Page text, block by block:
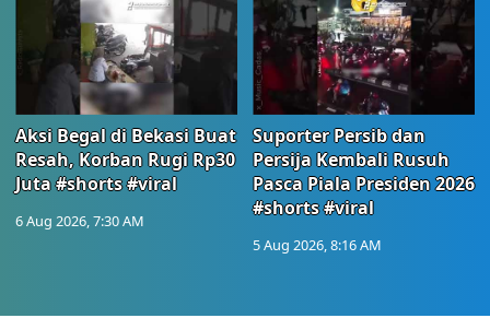
Aksi Begal di Bekasi Buat
Resah, Korban Rugi Rp30
Juta #shorts #viral
6 Aug 2026, 7:30 AM
Suporter Persib dan
Persija Kembali Rusuh
Pasca Piala Presiden 2026
#shorts #viral
5 Aug 2026, 8:16 AM